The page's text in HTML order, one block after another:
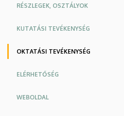
RÉSZLEGEK, OSZTÁLYOK
KUTATÁSI TEVÉKENYSÉG
OKTATÁSI TEVÉKENYSÉG
ELÉRHETŐSÉG
WEBOLDAL